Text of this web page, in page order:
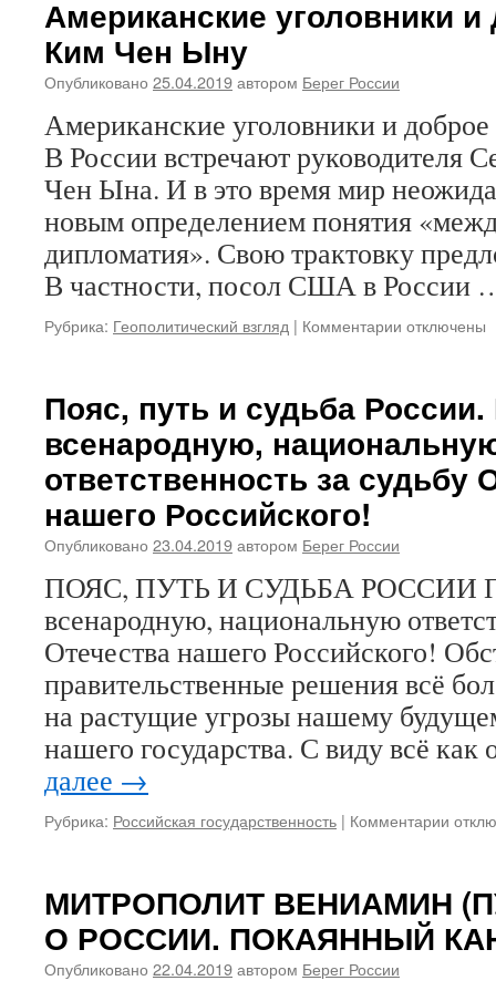
Центр
поздравляет
Светлым
Христовым
Воскресением
и
представляет
открытку
«Пасхальной
с
Американские уголовники
Ким Чен Ыну
Опубликовано 25.04.2019автором Берег России
Американские уголовники и
В России встречают руководителя
Чен Ына. И в это время мир
новым определением понятия
дипломатия». Свою трактовку
В частности, посол США в России
Рубрика: Геополитический взгляд | Комментарии к
и
доброе
слово
Ким
Чен
отключены
Пояс, путь и судьба
всенародную,
ответственность за судьбу
нашего Российского!
Опубликовано 23.04.2019автором Берег России
ПОЯС, ПУТЬ И СУДЬБА РОССИИ
всенародную, национальную
Отечества нашего Российского!
правительственные решения всё
на растущие угрозы нашему
нашего государства. С виду всё
далее →
Рубрика: Российская государственность | Комментарии к
путь
МИТРОПОЛИТ ВЕНИАМИН
О РОССИИ. ПОКАЯННЫЙ
Опубликовано 22.04.2019автором Берег России